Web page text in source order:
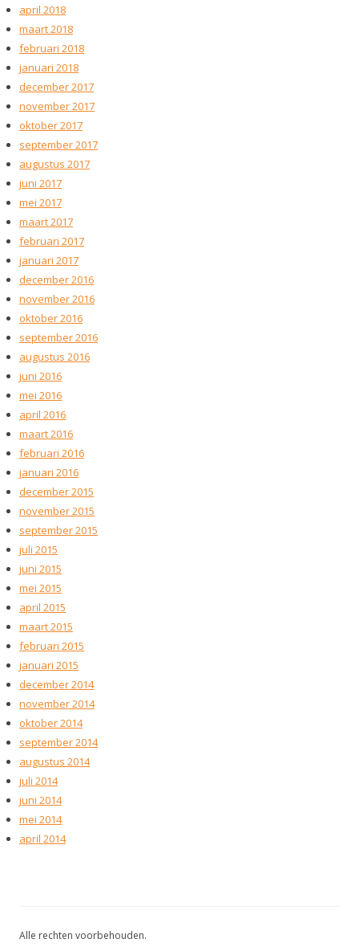
april 2018
maart 2018
februari 2018
januari 2018
december 2017
november 2017
oktober 2017
september 2017
augustus 2017
juni 2017
mei 2017
maart 2017
februari 2017
januari 2017
december 2016
november 2016
oktober 2016
september 2016
augustus 2016
juni 2016
mei 2016
april 2016
maart 2016
februari 2016
januari 2016
december 2015
november 2015
september 2015
juli 2015
juni 2015
mei 2015
april 2015
maart 2015
februari 2015
januari 2015
december 2014
november 2014
oktober 2014
september 2014
augustus 2014
juli 2014
juni 2014
mei 2014
april 2014
Alle rechten voorbehouden.